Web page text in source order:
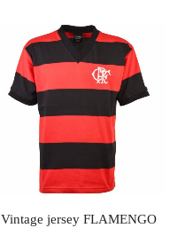
Vintage jersey FLAMENGO